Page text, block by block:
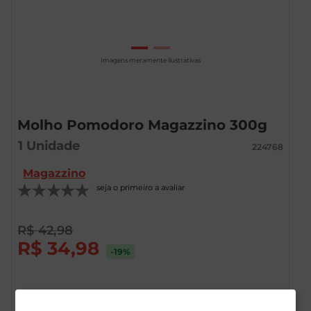
Imagens meramente ilustrativas
Molho Pomodoro Magazzino 300g
1 Unidade 224768
Magazzino
seja o primeiro a avaliar
R$ 42,98
R$ 34,98 -19%